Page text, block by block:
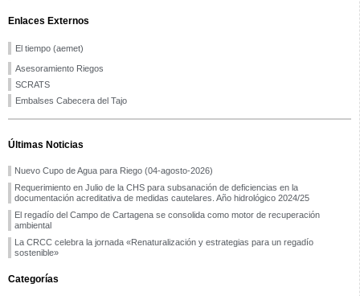
Enlaces Externos
El tiempo (aemet)
Asesoramiento Riegos
SCRATS
Embalses Cabecera del Tajo
Últimas Noticias
Nuevo Cupo de Agua para Riego (04-agosto-2026)
Requerimiento en Julio de la CHS para subsanación de deficiencias en la
documentación acreditativa de medidas cautelares. Año hidrológico 2024/25
El regadío del Campo de Cartagena se consolida como motor de recuperación
ambiental
La CRCC celebra la jornada «Renaturalización y estrategias para un regadío
sostenible»
Categorías